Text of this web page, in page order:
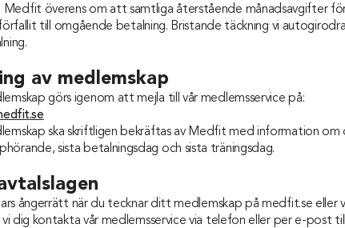
Medfit överens om att samtliga återstående månadsavgifter
till omgående betalning. Bristande täckning vi
av medlemskap
görs igenom att mejla till vår medlemsservice på:
ska skriftligen bekräftas av Medfit med information
sista betalningsdag och sista träningsdag.
ångerrätt när du tecknar ditt medlemskap på medfit.se eller
dig kontakta vår medlemsservice via telefon eller per e-post till